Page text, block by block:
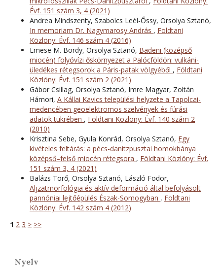
Évf. 151 szám 3, 4 (2021)
Andrea Mindszenty, Szabolcs Leél-Őssy, Orsolya Sztanó,
In memoriam Dr. Nagymarosy András , Földtani
Közlöny: Évf. 146 szám 4 (2016)
Emese M. Bordy, Orsolya Sztanó, Badeni (középső
miocén) folyóvízi őskörnyezet a Palócföldön: vulkáni-
üledékes rétegsorok a Páris-patak völgyéből , Földtani
Közlöny: Évf. 151 szám 2 (2021)
Gábor Csillag, Orsolya Sztanó, Imre Magyar, Zoltán
Hámori, A Kállai Kavics települési helyzete a Tapolcai-
medencében geoelektromos szelvények és fúrási
adatok tükrében , Földtani Közlöny: Évf. 140 szám 2
(2010)
Krisztina Sebe, Gyula Konrád, Orsolya Sztanó, Egy
kivételes feltárás: a pécs-danitzpusztai homokbánya
középső–felső miocén rétegsora , Földtani Közlöny: Évf.
151 szám 3, 4 (2021)
Balázs Törő, Orsolya Sztanó, László Fodor,
Aljzatmorfológia és aktív deformáció által befolyásolt
pannóniai lejtőépülés Észak-Somogyban , Földtani
Közlöny: Évf. 142 szám 4 (2012)
1 2 3 > >>
Nyelv